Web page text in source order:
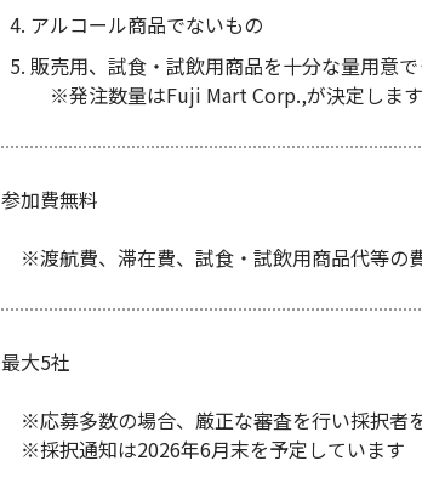
アルコール商品でないもの
販売用、試食・試飲用商品を十分な量用意
※発注数量はFuji Mart Corp.,が決定します
参加費無料
※渡航費、滞在費、試食・試飲用商品代等の
最大5社
※応募多数の場合、厳正な審査を行い採択者
※採択通知は2026年6月末を予定しています